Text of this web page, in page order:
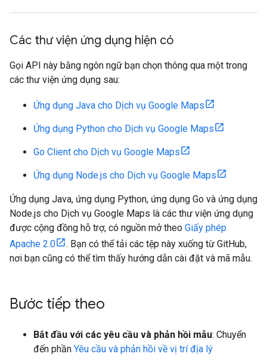
Các thư viện ứng dụng hiện có
Gọi API này bằng ngôn ngữ bạn chọn thông qua một trong
các thư viện ứng dụng sau:
Ứng dụng Java cho Dịch vụ Google Maps
Ứng dụng Python cho Dịch vụ Google Maps
Go Client cho Dịch vụ Google Maps
Ứng dụng Node.js cho Dịch vụ Google Maps
Ứng dụng Java, ứng dụng Python, ứng dụng Go và ứng dụng
Node.js cho Dịch vụ Google Maps là các thư viện ứng dụng
được cộng đồng hỗ trợ, có nguồn mở theo Giấy phép
Apache 2.0
. Bạn có thể tải các tệp này xuống từ GitHub,
nơi bạn cũng có thể tìm thấy hướng dẫn cài đặt và mã mẫu.
Bước tiếp theo
Bắt đầu với các yêu cầu và phản hồi mẫu: Chuyển
đến phần Yêu cầu và phản hồi về vị trí địa lý